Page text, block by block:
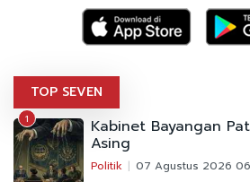
TOP SEVEN
1 Kabinet Bayangan
Asing
Politik 07 Agustus 2026